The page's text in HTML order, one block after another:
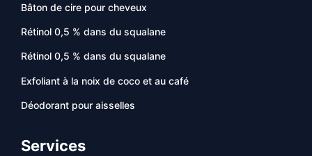
Bâton de cire pour cheveux
Rétinol 0,5 % dans du squalane
Rétinol 0,5 % dans du squalane
Exfoliant à la noix de coco et au café
Déodorant pour aisselles
Services